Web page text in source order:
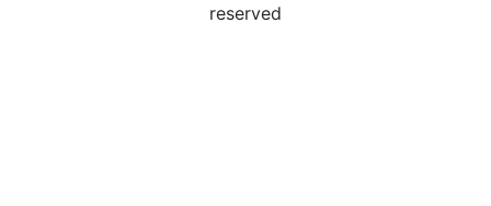
reserved